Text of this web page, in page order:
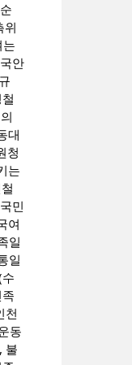
위
안
대
청
는
민
여
일
일
천
동
불